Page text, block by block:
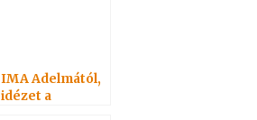
IMA Adelmától,
idézet a